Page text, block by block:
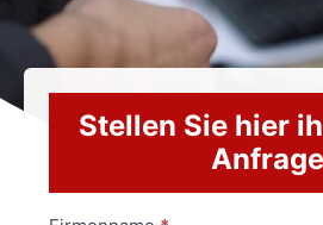
Stellen Sie hier
Anfrage